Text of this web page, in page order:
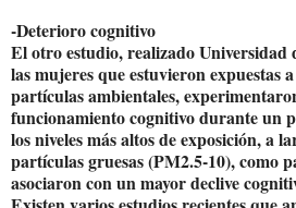
-Deterioro cognitivo
El otro estudio, realizado Universidad
las mujeres que estuvieron expuestas
partículas ambientales,
funcionamiento cognitivo durante un
los niveles más altos de exposición, a
partículas gruesas (PM2.5-10), como
asociaron con un mayor declive